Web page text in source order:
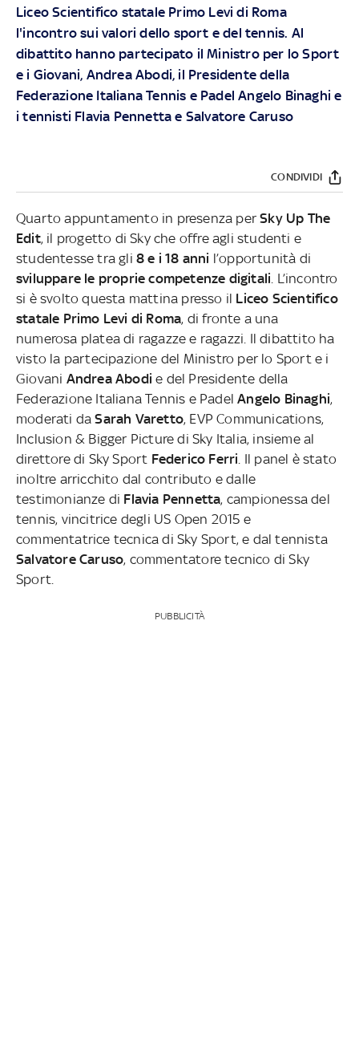
Liceo Scientifico statale Primo Levi di Roma
l'incontro sui valori dello sport e del tennis. Al
dibattito hanno partecipato il Ministro per lo Sport
e i Giovani, Andrea Abodi, il Presidente della
Federazione Italiana Tennis e Padel Angelo Binaghi e
i tennisti Flavia Pennetta e Salvatore Caruso
CONDIVIDI
Quarto appuntamento in presenza perSky Up The
Edit, il progetto di Sky che offre agli studenti e
studentesse tra gli 8 e i 18 anni l’opportunità di
sviluppare le proprie competenze digitali L’incontro
si è svolto questa mattina presso il Liceo Scientifico
statale Primo Levi di Roma, di fronte a una
numerosa platea di ragazze e ragazzi. Il dibattito ha
visto la partecipazione del Ministro per lo Sport e i
Giovani Andrea Abodi e del Presidente della
Federazione Italiana Tennis e PadelAngelo Binaghi,
moderati daSarah Varetto, EVP Communications,
Inclusion & Bigger Picture di Sky Italia, insieme al
direttore di Sky Sport Federico Ferri . Il panel è stato
inoltre arricchito dal contributo e dalle
testimonianze di Flavia Pennetta, campionessa del
tennis, vincitrice degli US Open 2015 e
commentatrice tecnica di Sky Sport, e dal tennista
Salvatore Caruso, commentatore tecnico di Sky
Sport.
PUBBLICITÀ